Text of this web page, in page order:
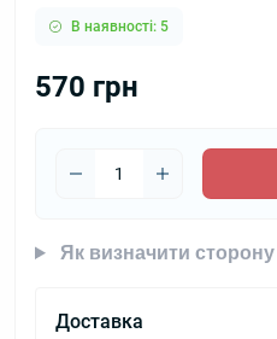
В наявності: 5
570 грн
Як визначити
Доставка